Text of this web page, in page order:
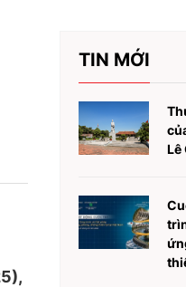
TIN MỚI
Lê